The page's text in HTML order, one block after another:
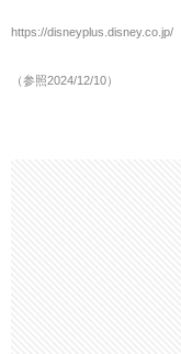
https://disneyplus.disney.co.jp/
（参照2024/12/10）